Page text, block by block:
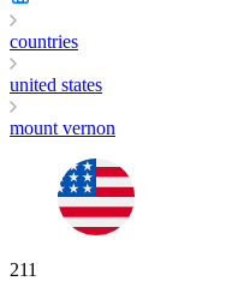
countries
united states
mount vernon
211